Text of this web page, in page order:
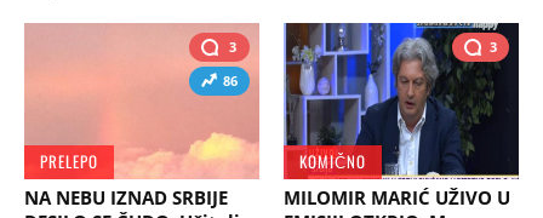
3
86
PRELEPO
NA NEBU IZNAD SRBIJE
3
KOMIČNO
MILOMIR MARIĆ UŽIVO U